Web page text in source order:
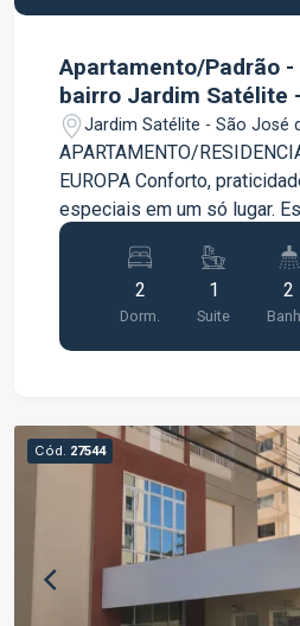
Apartamento/Padrão
bairro Jardim Satélite - Edifício Jardim
Europa
Jardim Satélite - São José
APARTAMENTO/
EUROPA Conforto, praticidade e momentos
especiais em um só lugar. Este excelente
apartamento com ambientes
acabamentos que
comodidade para o seu dia a dia. 02
sendo 01 suíte Sala ampla
Cozinha com armários
e qualidade de vida. Agende sua visita e venha
conhecer seu novo lar!
2
Dorm.
1
Suite
2
Cód. 27544